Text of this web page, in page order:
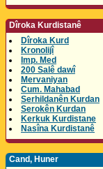
Dîroka Kurdistanê
Dîroka Kurd
Kronolijî
Imp. Med
200 Salê dawî
Mervaniyan
Cum. Mahabad
Serhildanên Kurdan
Serokên Kurdan
Kerkuk Kurdistane
Nasîna Kurdistanê
Cand, Huner